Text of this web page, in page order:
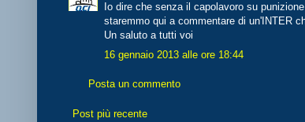
Io dire che senza il capolavoro su
staremmo qui a commentare di un'INTER
Un saluto a tutti voi
16 gennaio 2013 alle ore 18:44
Posta un commento
Post più recente